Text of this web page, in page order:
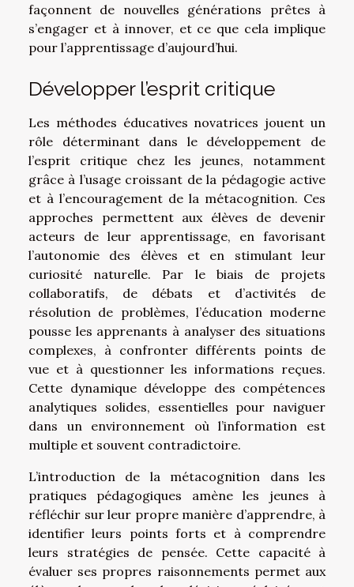
façonnent de nouvelles générations prêtes à
s’engager et à innover, et ce que cela implique
pour l’apprentissage d’aujourd’hui.
Développer l’esprit critique
Les méthodes éducatives novatrices jouent un
rôle déterminant dans le développement de
l’esprit critique chez les jeunes, notamment
grâce à l’usage croissant de la pédagogie active
et à l’encouragement de la métacognition. Ces
approches permettent aux élèves de devenir
acteurs de leur apprentissage, en favorisant
l’autonomie des élèves et en stimulant leur
curiosité naturelle. Par le biais de projets
collaboratifs, de débats et d’activités de
résolution de problèmes, l’éducation moderne
pousse les apprenants à analyser des situations
complexes, à confronter différents points de
vue et à questionner les informations reçues.
Cette dynamique développe des compétences
analytiques solides, essentielles pour naviguer
dans un environnement où l’information est
multiple et souvent contradictoire.
L’introduction de la métacognition dans les
pratiques pédagogiques amène les jeunes à
réfléchir sur leur propre manière d’apprendre, à
identifier leurs points forts et à comprendre
leurs stratégies de pensée. Cette capacité à
évaluer ses propres raisonnements permet aux